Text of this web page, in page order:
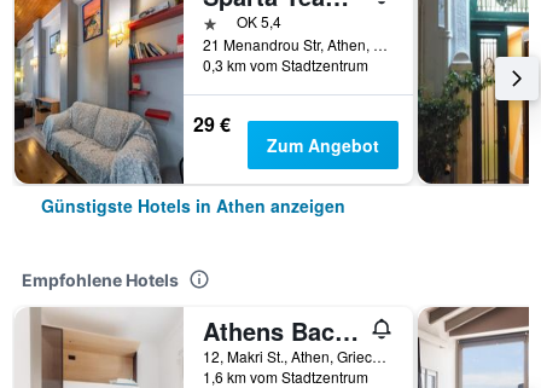
1 Stern
OK 5,4
21 Menandrou Str, Athen, Griechenland
0,3 km vom Stadtzentrum
29 €
Zum Angebot
Günstigste Hotels in Athen anzeigen
Empfohlene Hotels
Athens Backpackers
12, Makri St., Athen, Griechenland
1,6 km vom Stadtzentrum